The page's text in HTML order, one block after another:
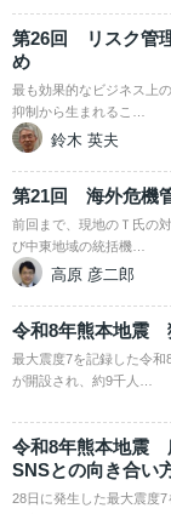
第26回 リスク管
め
最も効果的なビジネス上
抑制から生まれるこ…
鈴木 英夫
第21回 海外危機管
前回まで、現地のＴ氏の
び中東地域の統括機…
高原 彦二郎
令和8年熊本地震
最大震度7を記録した令
が開設され、約9千人…
令和8年熊本地震
SNSとの向き合い
28日に発生した最大震度